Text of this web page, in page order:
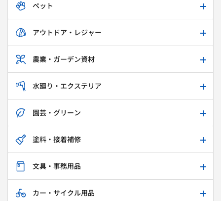
ペット
アウトドア・レジャー
農業・ガーデン資材
水廻り・エクステリア
園芸・グリーン
塗料・接着補修
文具・事務用品
カー・サイクル用品